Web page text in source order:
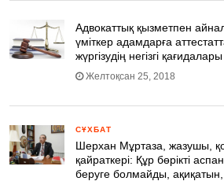
Адвокаттық қызметпен
үмiткер адамдарға
жүргізудің негізгі қағидалары
Желтоқсан 25, 2018
СҰХБАТ
Шерхан Мұртаза, жазушы,
қайраткері: Құр бөрікті
беруге болмайды,